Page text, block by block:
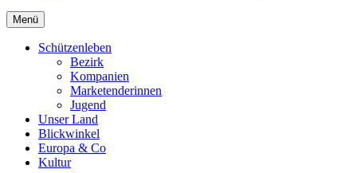
Menü
Schützenleben
Bezirk
Kompanien
Marketenderinnen
Jugend
Unser Land
Blickwinkel
Europa & Co
Kultur